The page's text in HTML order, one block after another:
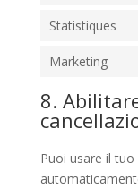
Statistiques
Marketing
8.
Puoi usare il